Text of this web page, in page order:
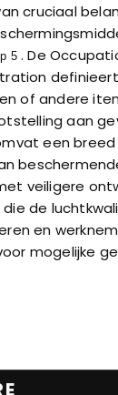
cruciaal
5 . De
definieert
of andere
aan
een
veiligere
de
en
mogelijke